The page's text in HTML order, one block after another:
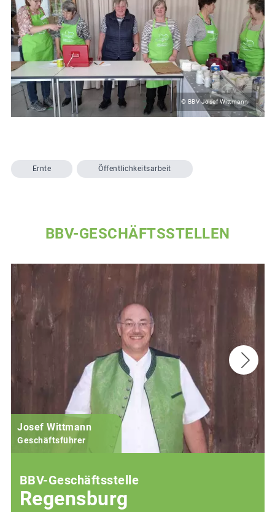
© BBV Josef Wittmann
Ernte Öffentlichkeitsarbeit
BBV-GESCHÄFTSSTELLEN
Josef Wittmann
Geschäftsführer
BBV-Geschäftsstelle
Regensburg